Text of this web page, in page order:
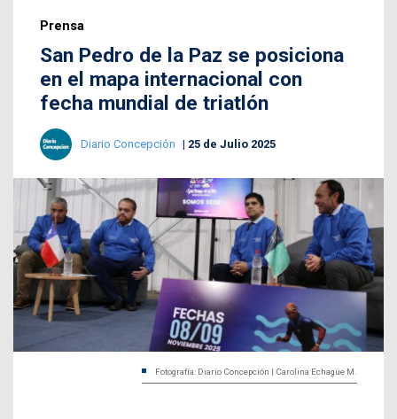
Prensa
San Pedro de la Paz se posiciona
en el mapa internacional con
fecha mundial de triatlón
Diario Concepción 25 de Julio 2025
Fotografía: Diario Concepción | Carolina Echagüe M.